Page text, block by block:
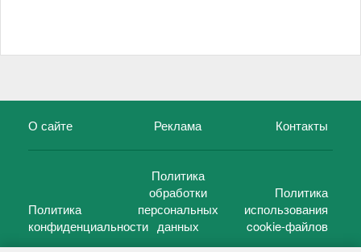
О сайте Реклама Контакты
Политика
конфиденциальности
Политика
обработки
персональных
данных
Политика
использования
cookie-файлов